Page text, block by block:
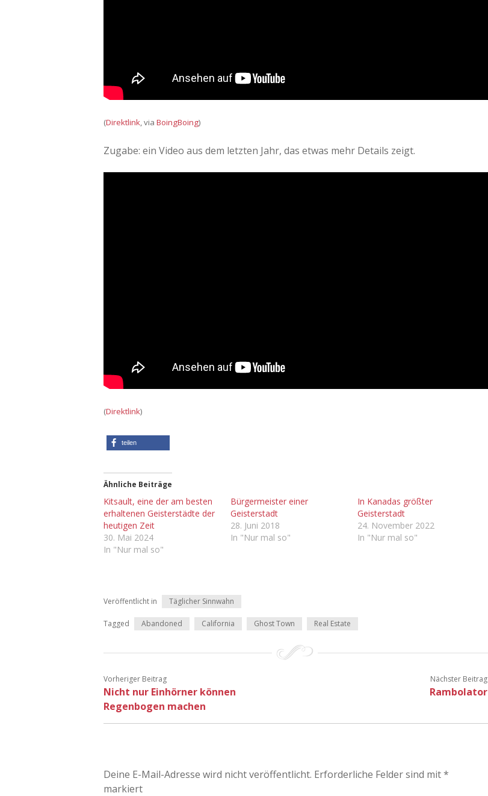
(Direktlink , via BoingBoing)
Zugabe: ein Video aus dem letzten Jahr, das etwas mehr Details zeigt.
(Direktlink)
teilen
Ähnliche Beiträge
Kitsault, eine der am besten
erhaltenen Geisterstädte der
heutigen Zeit
30. Mai 2024
In "Nur mal so"
Bürgermeister einer
Geisterstadt
28. Juni 2018
In "Nur mal so"
In Kanadas größter
Geisterstadt
24. November 2022
In "Nur mal so"
Veröffentlicht in Täglicher Sinnwahn
Tagged Abandoned California Ghost Town Real Estate
Vorheriger Beitrag
Nicht nur Einhörner können
Regenbogen machen
Nächster Beitrag
Rambolator
Deine E-Mail-Adresse wird nicht veröffentlicht. Erforderliche Felder sind mit*
markiert